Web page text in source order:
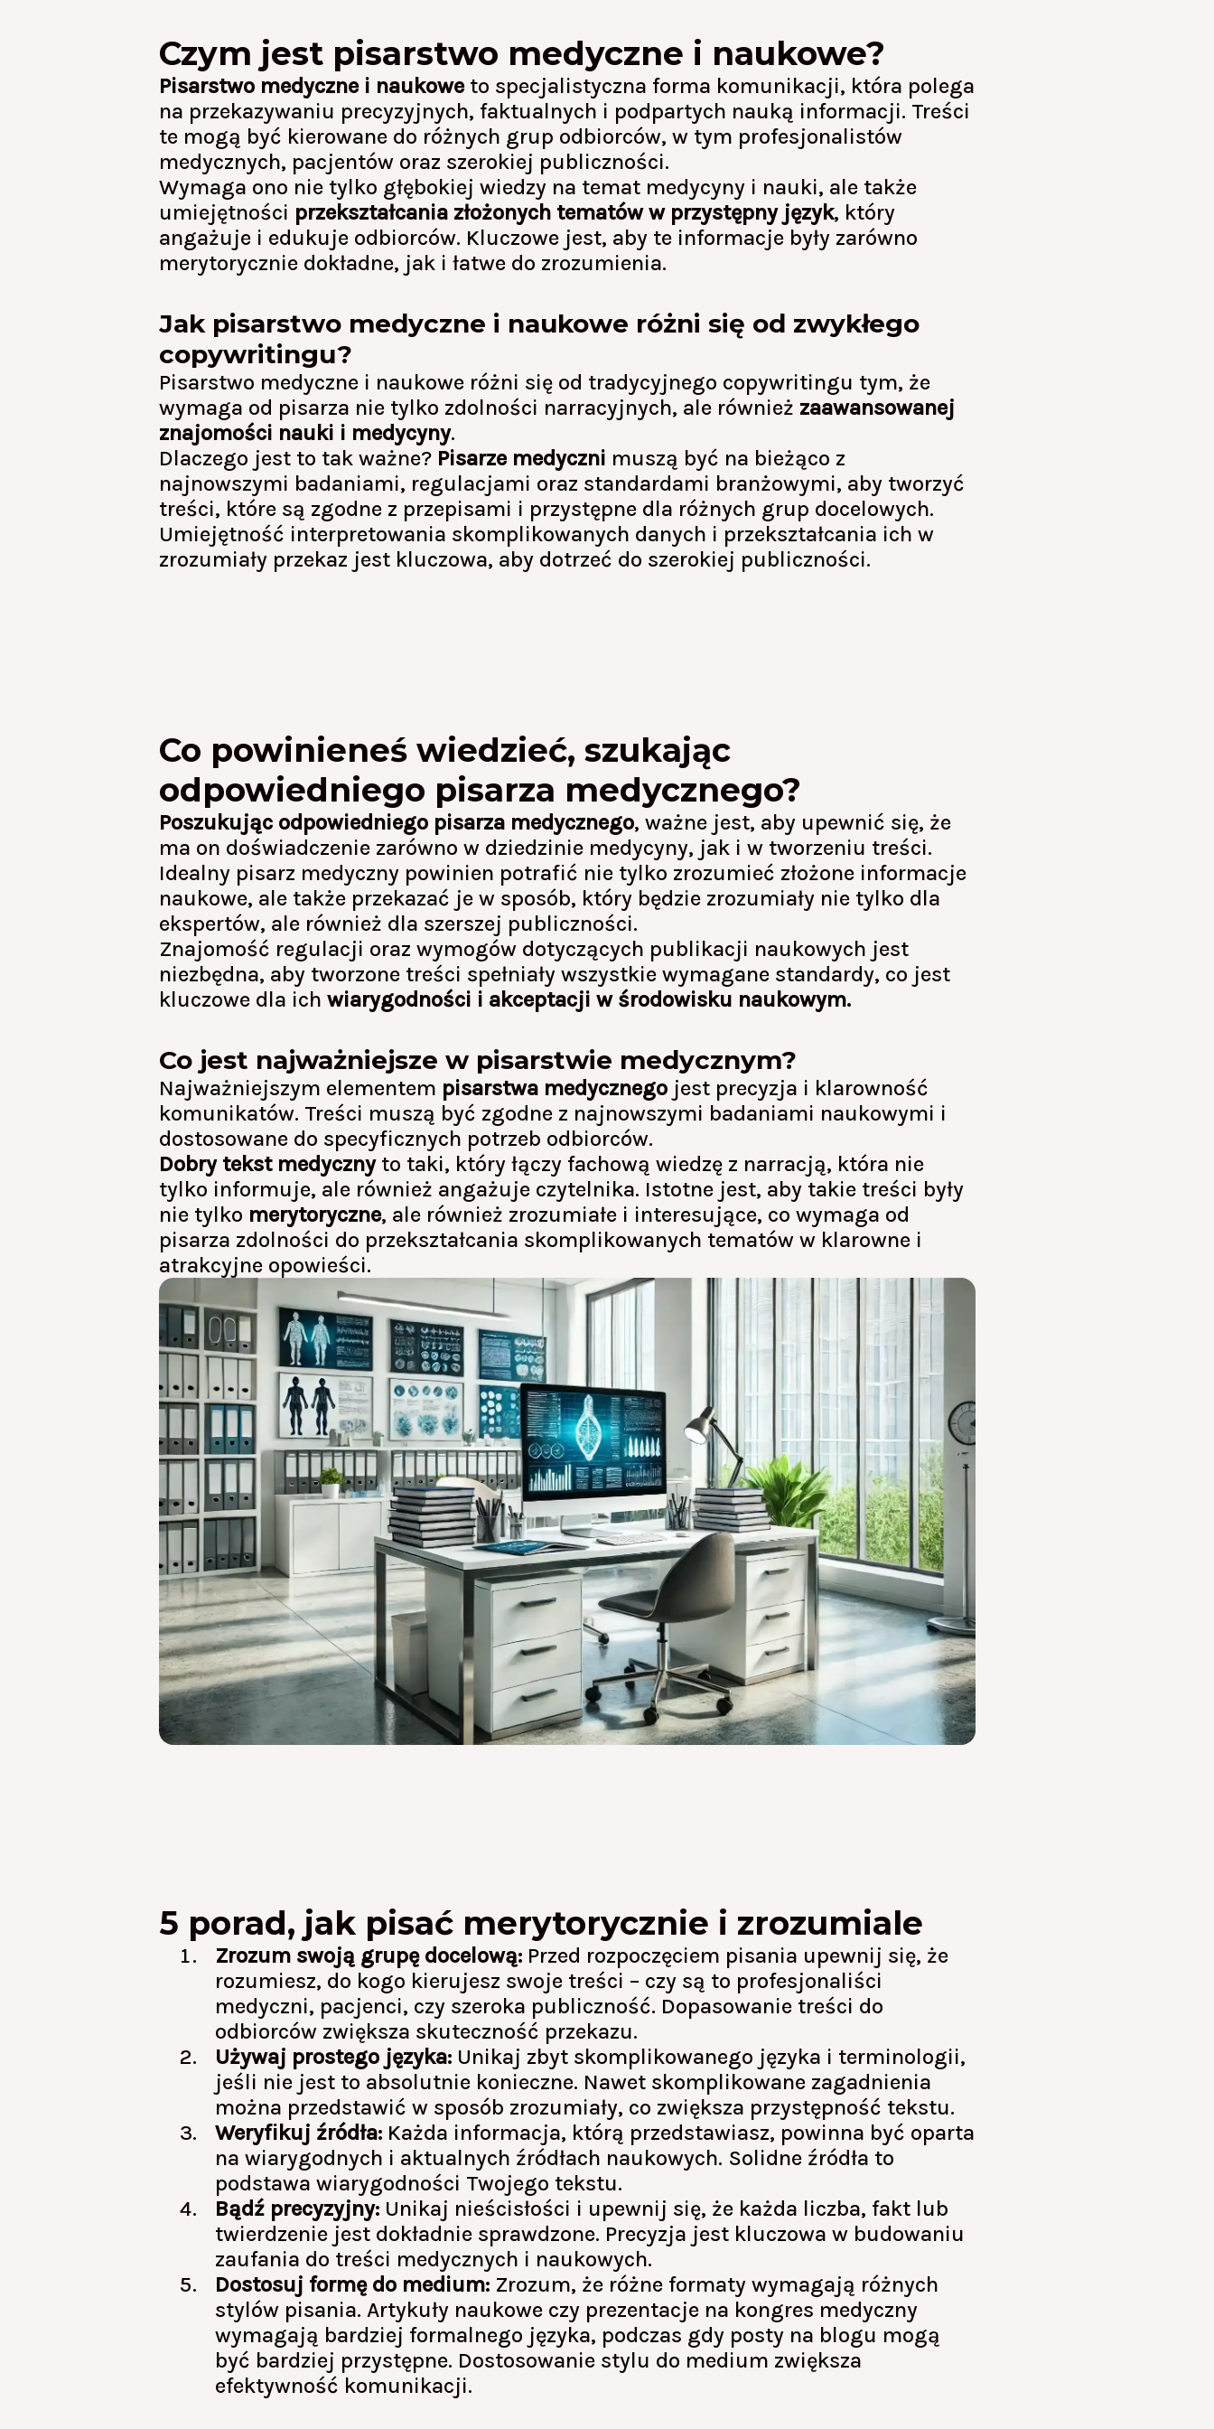
Czym jest pisarstwo medyczne i naukowe?
Pisarstwo medyczne i naukoweto specjalistyczna forma komunikacji, która polega
na przekazywaniu precyzyjnych, faktualnych i podpartych nauką informacji. Treści
te mogą być kierowane do różnych grup odbiorców, w tym profesjonalistów
medycznych, pacjentów oraz szerokiej publiczności.
Wymaga ono nie tylko głębokiej wiedzy na temat medycyny i nauki, ale także
umiejętności przekształcania złożonych tematów w przystępny język, który
angażuje i edukuje odbiorców. Kluczowe jest, aby te informacje były zarówno
merytorycznie dokładne, jak i łatwe do zrozumienia.
Jak pisarstwo medyczne i naukowe różni się od zwykłego
copywritingu?
Pisarstwo medyczne i naukowe różni się od tradycyjnego copywritingu tym, że
wymaga od pisarza nie tylko zdolności narracyjnych, ale również zaawansowanej
znajomości nauki i medycyny.
Dlaczego jest to tak ważne? Pisarze medyczni muszą być na bieżąco z
najnowszymi badaniami, regulacjami oraz standardami branżowymi, aby tworzyć
treści, które są zgodne z przepisami i przystępne dla różnych grup docelowych.
Umiejętność interpretowania skomplikowanych danych i przekształcania ich w
zrozumiały przekaz jest kluczowa, aby dotrzeć do szerokiej publiczności.
Co powinieneś wiedzieć, szukając
odpowiedniego pisarza medycznego?
Poszukując odpowiedniego pisarza medycznego, ważne jest, aby upewnić się, że
ma on doświadczenie zarówno w dziedzinie medycyny, jak i w tworzeniu treści.
Idealny pisarz medyczny powinien potrafić nie tylko zrozumieć złożone informacje
naukowe, ale także przekazać je w sposób, który będzie zrozumiały nie tylko dla
ekspertów, ale również dla szerszej publiczności.
Znajomość regulacji oraz wymogów dotyczących publikacji naukowych jest
niezbędna, aby tworzone treści spełniały wszystkie wymagane standardy, co jest
kluczowe dla ich wiarygodności i akceptacji w środowisku naukowym.
Co jest najważniejsze w pisarstwie medycznym?
Najważniejszym elementem pisarstwa medycznego jest precyzja i klarowność
komunikatów. Treści muszą być zgodne z najnowszymi badaniami naukowymi i
dostosowane do specyficznych potrzeb odbiorców.
Dobry tekst medycznyto taki, który łączy fachową wiedzę z narracją, która nie
tylko informuje, ale również angażuje czytelnika. Istotne jest, aby takie treści były
nie tylko merytoryczne, ale również zrozumiałe i interesujące, co wymaga od
pisarza zdolności do przekształcania skomplikowanych tematów w klarowne i
atrakcyjne opowieści.
5 porad, jak pisać merytorycznie i zrozumiale
Zrozum swoją grupę docelową: Przed rozpoczęciem pisania upewnij się, że
rozumiesz, do kogo kierujesz swoje treści – czy są to profesjonaliści
medyczni, pacjenci, czy szeroka publiczność. Dopasowanie treści do
odbiorców zwiększa skuteczność przekazu.
Używaj prostego języka: Unikaj zbyt skomplikowanego języka i terminologii,
jeśli nie jest to absolutnie konieczne. Nawet skomplikowane zagadnienia
można przedstawić w sposób zrozumiały, co zwiększa przystępność tekstu.
Weryfikuj źródła: Każda informacja, którą przedstawiasz, powinna być oparta
na wiarygodnych i aktualnych źródłach naukowych. Solidne źródła to
podstawa wiarygodności Twojego tekstu.
Bądź precyzyjny: Unikaj nieścisłości i upewnij się, że każda liczba, fakt lub
twierdzenie jest dokładnie sprawdzone. Precyzja jest kluczowa w budowaniu
zaufania do treści medycznych i naukowych.
Dostosuj formę do medium: Zrozum, że różne formaty wymagają różnych
stylów pisania. Artykuły naukowe czy prezentacje na kongres medyczny
wymagają bardziej formalnego języka, podczas gdy posty na blogu mogą
być bardziej przystępne. Dostosowanie stylu do medium zwiększa
efektywność komunikacji.